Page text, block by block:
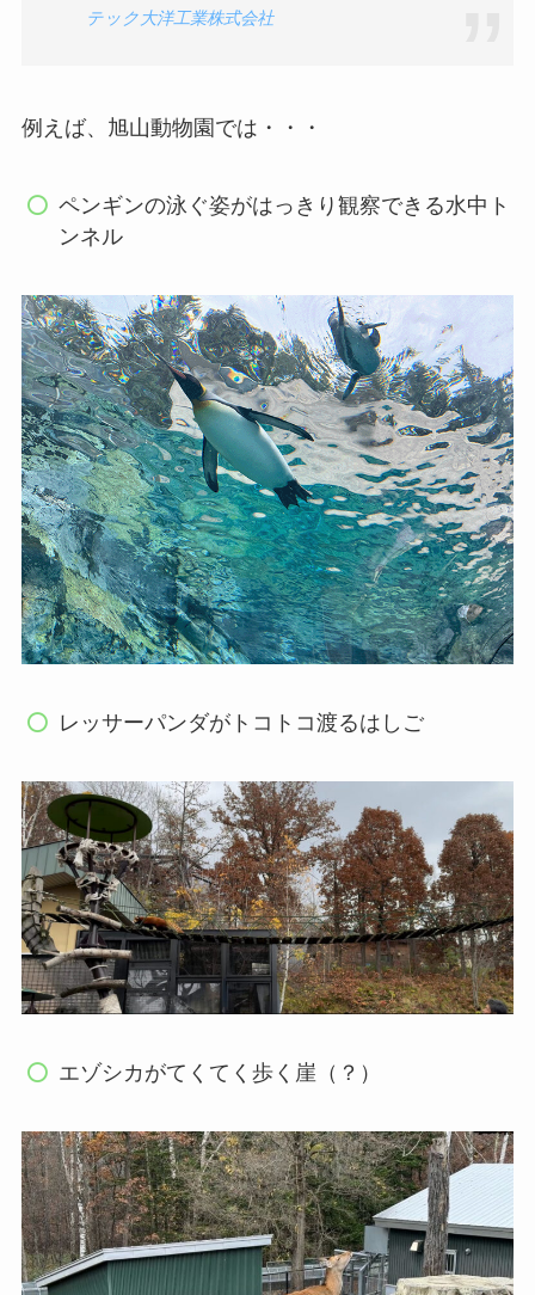
テック大洋工業株式会社
例えば、旭山動物園では・・・
ペンギンの泳ぐ姿がはっきり観察できる水中ト
ンネル
レッサーパンダがトコトコ渡るはしご
エゾシカがてくてく歩く崖（？）